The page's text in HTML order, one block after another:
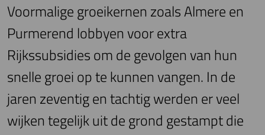
Voormalige groeikernen zoals Almere en
Purmerend lobbyen voor extra
Rijkssubsidies om de gevolgen van hun
snelle groei op te kunnen vangen. In de
jaren zeventig en tachtig werden er veel
wijken tegelijk uit de grond gestampt die